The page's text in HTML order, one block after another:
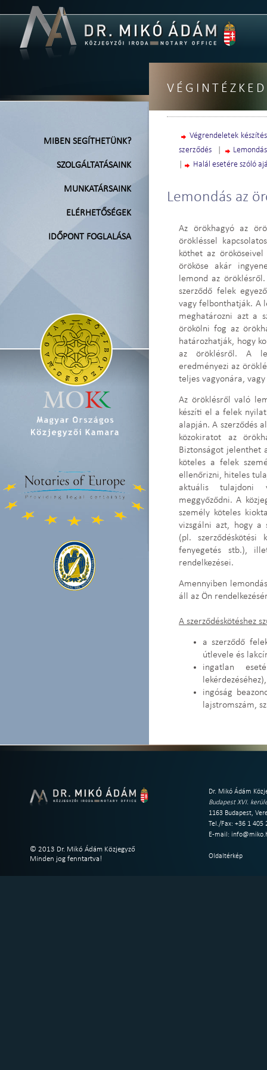
MIBEN SEGÍTHETÜNK?
SZOLGÁLTATÁSAINK
MUNKATÁRSAINK
ELÉRHETŐSÉGEK
IDŐPONT FOGLALÁSA
Végrendeletek
szerződés
Halál esetére szóló
Lemondás az
Az örökhagyó az
örökléssel
köthet az
örököse akár
lemond az
szerződő felek
vagy felbonthatják. A
meghatározni azt a
örökölni fog az
határozhatják, hogy
az öröklésről. A
eredményezi az
teljes vagyonára,
Az öröklésről való
készíti el a felek
alapján. A szerződés
közokiratot az
Biztonságot jelenthet
köteles a felek
ellenőrizni, hiteles
aktuális tulajdoni
meggyőződni. A
személy köteles
vizsgálni azt, hogy a
(pl. szerződéskötési
fenyegetés stb.),
rendelkezései.
Amennyiben
áll az Ön
A szerződéskötéshez
a szerződő
útlevele és
ingatlan
lekérdezéséhez),
ingóság
lajstromszám,
© 2013 Dr. Mikó Ádám Közjegyző
Minden jog fenntartva!
Dr. Mikó Ádám
Budapest XVI.
1163 Budapest,
Tel./Fax: +36 1 405
E-mail:
Oldaltérkép